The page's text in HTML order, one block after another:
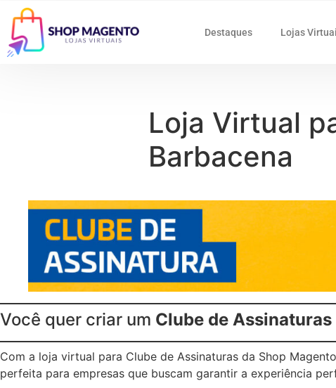
Destaques Lojas
Loja Virtual
Barbacena
Você quer criar um Clube de
Com a loja virtual para Clube de Assinaturas da Shop
perfeita para empresas que buscam garantir a experiência